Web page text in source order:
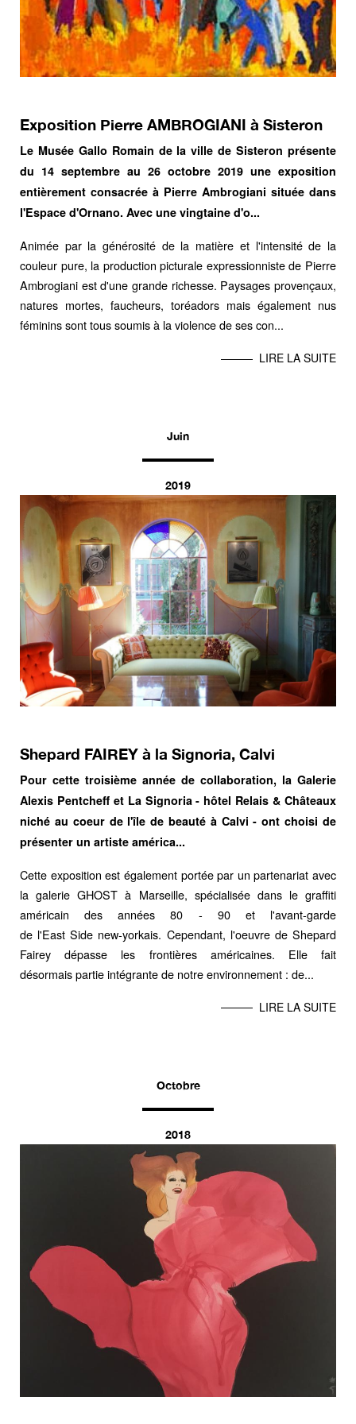
Exposition Pierre AMBROGIANI à Sisteron
Le Musée Gallo Romain de la ville de Sisteron présente
du 14 septembre au 26 octobre 2019 une exposition
entièrement consacrée à Pierre Ambrogiani située dans
l'Espace d'Ornano. Avec une vingtaine d'o...
Animée par la générosité de la matière et l'intensité de la
couleur pure, la production picturale expressionniste de Pierre
Ambrogiani est d'une grande richesse. Paysages provençaux,
natures mortes, faucheurs, toréadors mais également nus
féminins sont tous soumis à la violence de ses con...
LIRE LA SUITE
Juin
2019
Shepard FAIREY à la Signoria, Calvi
Pour cette troisième année de collaboration, la Galerie
Alexis Pentcheff et La Signoria - hôtel Relais & Châteaux
niché au coeur de l'île de beauté à Calvi - ont choisi de
présenter un artiste américa...
Cette exposition est également portée par un partenariat avec
la galerie GHOST à Marseille, spécialisée dans le graffiti
américain des années 80 - 90 et l'avant-garde
de l'East Side new-yorkais. Cependant, l'oeuvre de Shepard
Fairey dépasse les frontières américaines. Elle fait
désormais partie intégrante de notre environnement : de...
LIRE LA SUITE
Octobre
2018